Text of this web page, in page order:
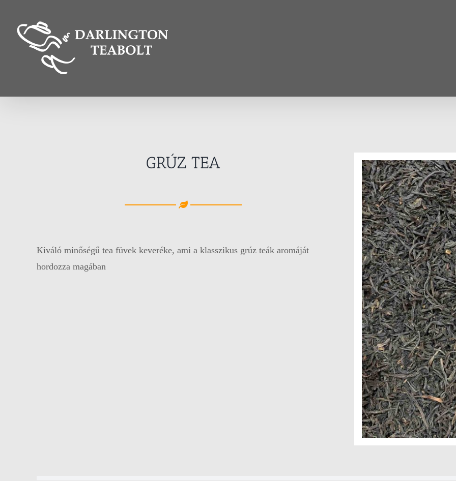
GRÚZ TEA
Kiváló minőségű tea füvek keveréke, ami a klasszikus grúz teák aromáját
hordozza magában